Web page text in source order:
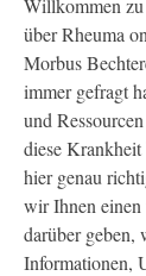
über Rheuma
Morbus
immer gefragt
und
diese
hier genau
wir Ihnen
darüber geben,
Informationen,